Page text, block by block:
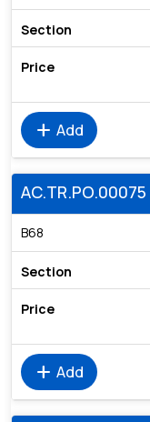
add Add
AC.TR.PO.00075
B68
add Add